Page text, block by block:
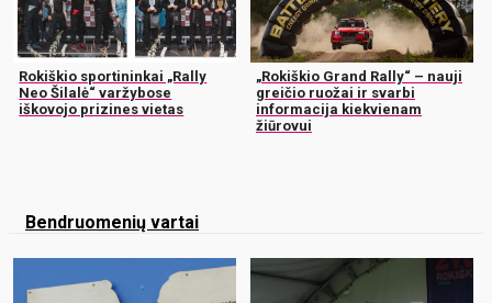
Rokiškio sportininkai „Rally
Neo Šilalė“ varžybose
iškovojo prizines vietas
„Rokiškio Grand Rally“ – nauji
greičio ruožai ir svarbi
informacija kiekvienam
žiūrovui
Bendruomenių vartai